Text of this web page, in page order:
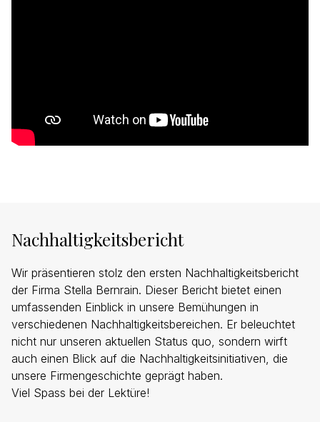
Nachhaltigkeitsbericht
Wir präsentieren stolz den ersten Nachhaltigkeitsbericht
der Firma Stella Bernrain. Dieser Bericht bietet einen
umfassenden Einblick in unsere Bemühungen in
verschiedenen Nachhaltigkeitsbereichen. Er beleuchtet
nicht nur unseren aktuellen Status quo, sondern wirft
auch einen Blick auf die Nachhaltigkeitsinitiativen, die
unsere Firmengeschichte geprägt haben.
Viel Spass bei der Lektüre!